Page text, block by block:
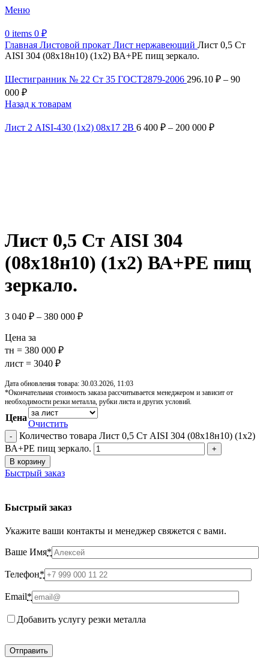
Меню
0 items 0 ₽
Главная Листовой прокат Лист нержавеющий Лист 0,5 Ст
AISI 304 (08х18н10) (1х2) ВА+РЕ пищ зеркало.
Шестигранник № 22 Ст 35 ГОСТ2879-2006 296.10 ₽ – 90
000 ₽
Назад к товарам
Лист 2 AISI-430 (1х2) 08х17 2В 6 400 ₽ – 200 000 ₽
Лист 0,5 Ст AISI 304
(08х18н10) (1х2) ВА+РЕ пищ
зеркало.
3 040 ₽ – 380 000 ₽
Цена за
тн = 380 000 ₽
лист = 3040 ₽
Дата обновления товара: 30.03.2026, 11:03
*Окончательная стоимость заказа рассчитывается менеджером и зависит от
необходимости резки металла, рубки листа и других условий.
Цена
Очистить
Количество товара Лист 0,5 Ст AISI 304 (08х18н10) (1х2)
ВА+РЕ пищ зеркало.
В корзину
Быстрый заказ
Быстрый заказ
Укажите ваши контакты и менеджер свяжется с вами.
Ваше Имя*
Телефон*
Email*
Добавить услугу резки металла